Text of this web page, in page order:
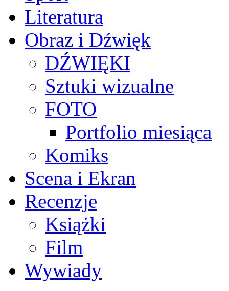
Literatura
Obraz i Dźwięk
DŹWIĘKI
Sztuki wizualne
FOTO
Portfolio miesiąca
Komiks
Scena i Ekran
Recenzje
Książki
Film
Wywiady